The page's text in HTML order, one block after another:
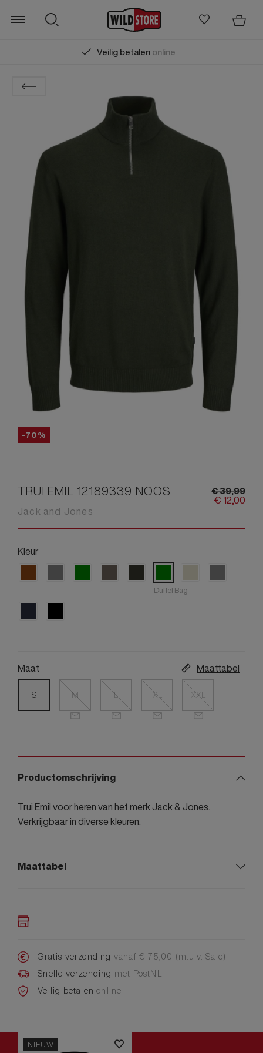
Veilig betalenonline
Zoeken
-70%
TRUI EMIL 12189339 NOOS
Jack and Jones
€39,99
€ 12,00
Kleur
Duffel Bag
Maat Maattabel
S M L XL XXL
Productomschrijving
Trui Emil voor heren van het merk Jack & Jones.
Verkrijgbaar in diverse kleuren.
Maattabel
Gratis verzending vanaf € 75,00 (m.u.v. Sale)
Snelle verzending met PostNL
Veilig betalenonline
NIEUW